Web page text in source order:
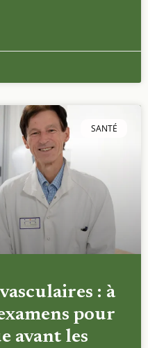
SANTÉ
: à
pour
avant les